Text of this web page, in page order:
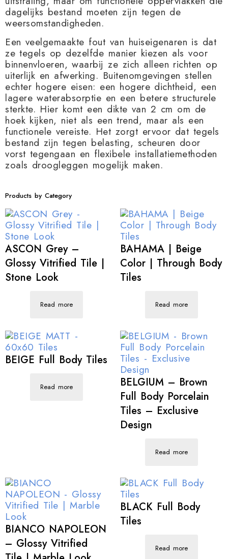
dagelijks bestand moeten zijn tegen de
weersomstandigheden.
Een veelgemaakte fout van huiseigenaren is dat
ze tegels op dezelfde manier kiezen als voor
binnenvloeren, waarbij ze zich alleen richten op
uiterlijk en afwerking. Buitenomgevingen stellen
echter hogere eisen: een hogere dichtheid, een
lagere waterabsorptie en een betere structurele
sterkte. Hier komt een dikte van 2 cm om de
hoek kijken, niet als een trend, maar als een
functionele vereiste. Het zorgt ervoor dat tegels
bestand zijn tegen belasting, scheuren door
vorst tegengaan en flexibele installatiemethoden
zoals droogleggen mogelijk maken.
Products by Category
ASCON Grey –
Glossy Vitrified Tile |
Stone Look
Read more
BAHAMA | Beige
Color | Through Body
Tiles
Read more
BEIGE Full Body Tiles
Read more
BELGIUM – Brown
Full Body Porcelain
Tiles – Exclusive
Design
Read more
BIANCO NAPOLEON
– Glossy Vitrified
BLACK Full Body
Tiles
Read more